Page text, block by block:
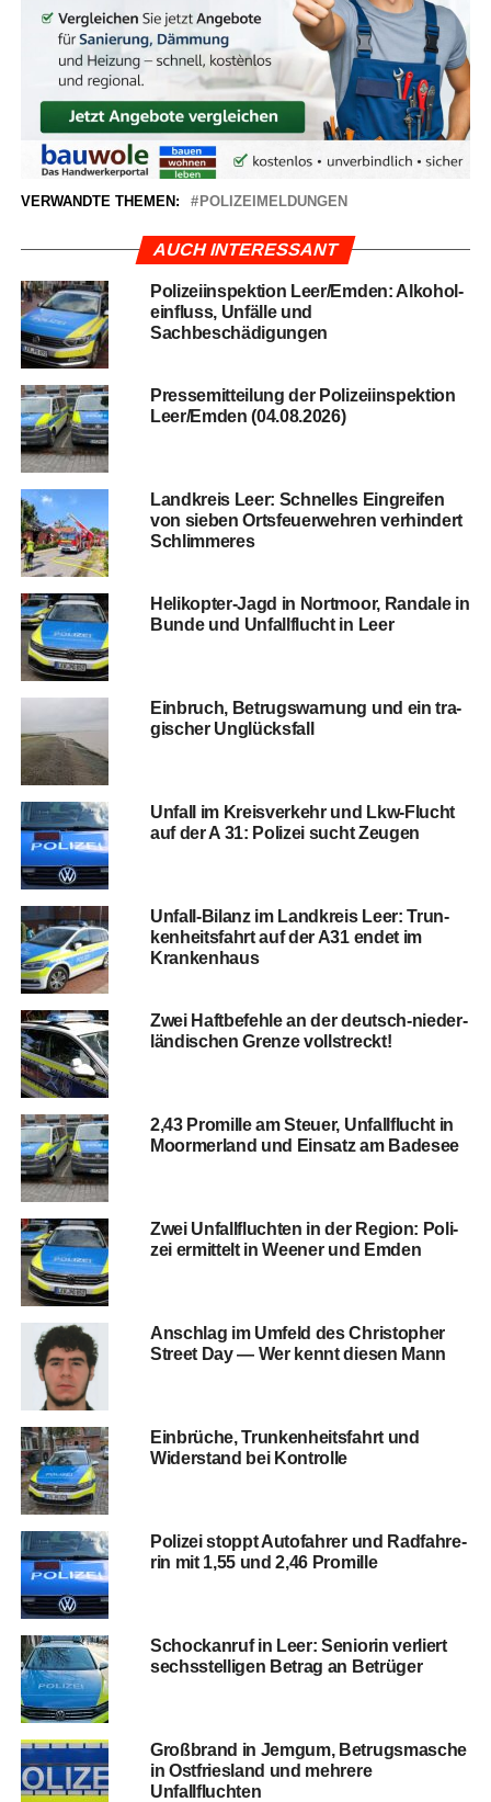
VERWANDTE THEMEN: POLIZEIMELDUNGEN
AUCH INTERESSANT
Poli­zei­in­spek­ti­on Leer/Emden: Alko­hol­
ein­fluss, Unfäl­le und
Sachbeschädigungen
Pres­se­mit­tei­lung der Poli­zei­in­spek­ti­on
Leer/Emden (04.08.2026)
Land­kreis Leer: Schnel­les Ein­grei­fen
von sie­ben Orts­feu­er­weh­ren ver­hin­dert
Schlimmeres
Heli­ko­pter-Jagd in Nort­moor, Ran­da­le in
Bun­de und Unfall­flucht in Leer
Ein­bruch, Betrugs­war­nung und ein tra­
gi­scher Unglücksfall
Unfall im Kreis­ver­kehr und Lkw-Flucht
auf der A 31: Poli­zei sucht Zeugen
Unfall-Bilanz im Land­kreis Leer: Trun­
ken­heits­fahrt auf der A31 endet im
Krankenhaus
Zwei Haft­be­feh­le an der deutsch-nie­der­
län­di­schen Gren­ze vollstreckt!
2,43 Pro­mil­le am Steu­er, Unfall­flucht in
Moorm­er­land und Ein­satz am Badesee
Zwei Unfall­fluch­ten in der Regi­on: Poli­
zei ermit­telt in Wee­ner und Emden
Anschlag im Umfeld des Chris­to­pher
Street Day — Wer kennt die­sen Mann
Ein­brü­che, Trun­ken­heits­fahrt und
Wider­stand bei Kontrolle
Poli­zei stoppt Auto­fah­rer und Rad­fah­re­
rin mit 1,55 und 2,46 Promille
Schock­an­ruf in Leer: Senio­rin ver­liert
sechs­stel­li­gen Betrag an Betrüger
Groß­brand in Jem­gum, Betrugs­ma­sche
in Ost­fries­land und meh­re­re
Unfallfluchten